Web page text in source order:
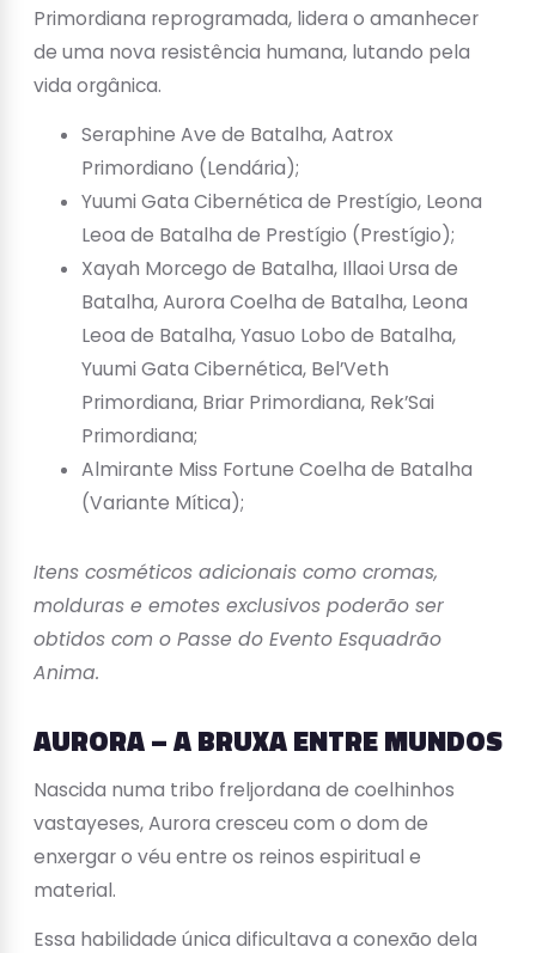
Primordiana reprogramada, lidera o amanhecer
de uma nova resistência humana, lutando pela
vida orgânica.
Seraphine Ave de Batalha, Aatrox
Primordiano (Lendária);
Yuumi Gata Cibernética de Prestígio, Leona
Leoa de Batalha de Prestígio (Prestígio);
Xayah Morcego de Batalha, Illaoi Ursa de
Batalha, Aurora Coelha de Batalha, Leona
Leoa de Batalha, Yasuo Lobo de Batalha,
Yuumi Gata Cibernética, Bel’Veth
Primordiana, Briar Primordiana, Rek’Sai
Primordiana;
Almirante Miss Fortune Coelha de Batalha
(Variante Mítica);
Itens cosméticos adicionais como cromas,
molduras e emotes exclusivos poderão ser
obtidos com o Passe do Evento Esquadrão
Anima.
AURORA – A BRUXA ENTRE MUNDOS
Nascida numa tribo freljordana de coelhinhos
vastayeses, Aurora cresceu com o dom de
enxergar o véu entre os reinos espiritual e
material.
Essa habilidade única dificultava a conexão dela